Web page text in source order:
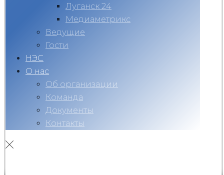
Луганск 24
Медиаметрикс
Ведущие
Гости
НЭС
О нас
Об организации
Команда
Документы
Контакты